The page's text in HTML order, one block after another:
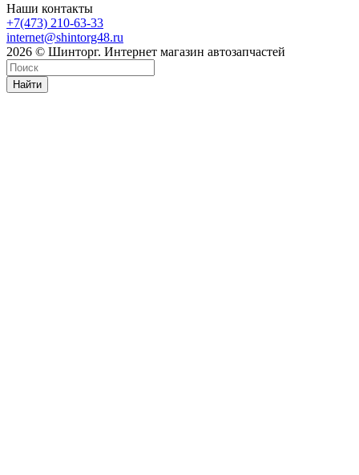
Наши контакты
+7(473) 210-63-33
internet@shintorg48.ru
2026 © Шинторг. Интернет магазин автозапчастей
Найти